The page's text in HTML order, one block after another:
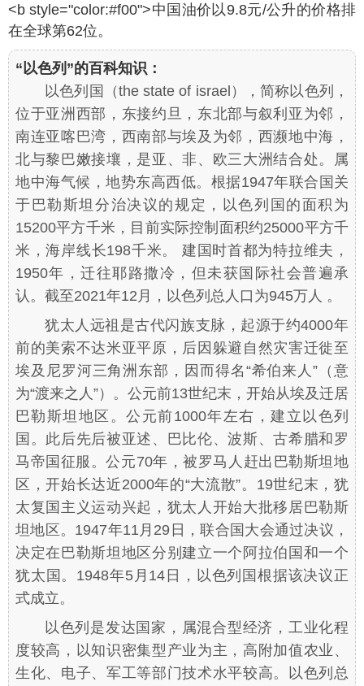
<b style="color:#f00">中国油价以9.8元/公升的价格排
在全球第62位。
“以色列”的百科知识：
以色列国（the state of israel），简称以色列，
位于亚洲西部，东接约旦，东北部与叙利亚为邻，
南连亚喀巴湾，西南部与埃及为邻，西濒地中海，
北与黎巴嫩接壤，是亚、非、欧三大洲结合处。属
地中海气候，地势东高西低。根据1947年联合国关
于巴勒斯坦分治决议的规定，以色列国的面积为
15200平方千米，目前实际控制面积约25000平方千
米，海岸线长198千米。 建国时首都为特拉维夫，
1950年，迁往耶路撒冷，但未获国际社会普遍承
认。截至2021年12月，以色列总人口为945万人 。
犹太人远祖是古代闪族支脉，起源于约4000年
前的美索不达米亚平原，后因躲避自然灾害迁徙至
埃及尼罗河三角洲东部，因而得名“希伯来人”（意
为“渡来之人”）。公元前13世纪末，开始从埃及迁居
巴勒斯坦地区。公元前1000年左右，建立以色列
国。此后先后被亚述、巴比伦、波斯、古希腊和罗
马帝国征服。公元70年，被罗马人赶出巴勒斯坦地
区，开始长达近2000年的“大流散”。19世纪末，犹
太复国主义运动兴起，犹太人开始大批移居巴勒斯
坦地区。1947年11月29日，联合国大会通过决议，
决定在巴勒斯坦地区分别建立一个阿拉伯国和一个
犹太国。1948年5月14日，以色列国根据该决议正
式成立。
以色列是发达国家，属混合型经济，工业化程
度较高，以知识密集型产业为主，高附加值农业、
生化、电子、军工等部门技术水平较高。以色列总